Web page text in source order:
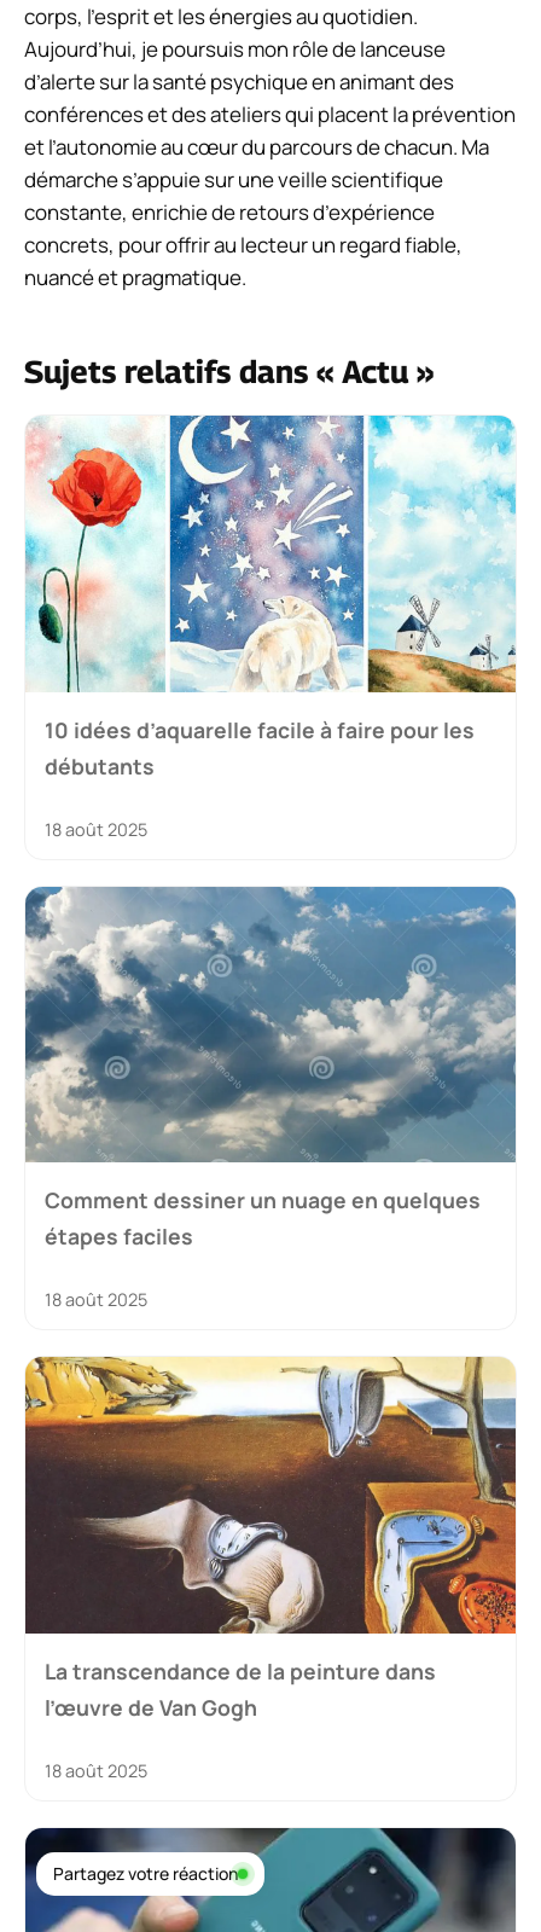
corps, l’esprit et les énergies au quotidien.
Aujourd’hui, je poursuis mon rôle de lanceuse
d’alerte sur la santé psychique en animant des
conférences et des ateliers qui placent la prévention
et l’autonomie au cœur du parcours de chacun. Ma
démarche s’appuie sur une veille scientifique
constante, enrichie de retours d’expérience
concrets, pour offrir au lecteur un regard fiable,
nuancé et pragmatique.
Sujets relatifs dans « Actu »
10 idées d’aquarelle facile à faire pour les
débutants
18 août 2025
Comment dessiner un nuage en quelques
étapes faciles
18 août 2025
La transcendance de la peinture dans
l’œuvre de Van Gogh
18 août 2025
Partagez votre réaction